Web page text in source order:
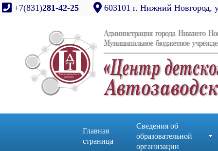
+7(831)281-42-25 603101 г. Нижний Новгород,
Главная
страница
Сведения об
образовательной
организации